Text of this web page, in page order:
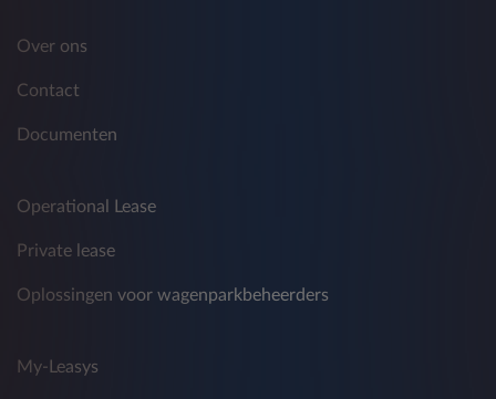
Over ons
Contact
Documenten
Operational Lease
Private lease
Oplossingen voor wagenparkbeheerders
My-Leasys